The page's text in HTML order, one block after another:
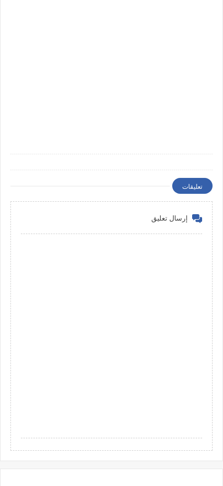
تعليقات
إرسال تعليق